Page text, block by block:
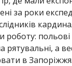
за роки
польові
рятувальні, а
в Запоріжжя.